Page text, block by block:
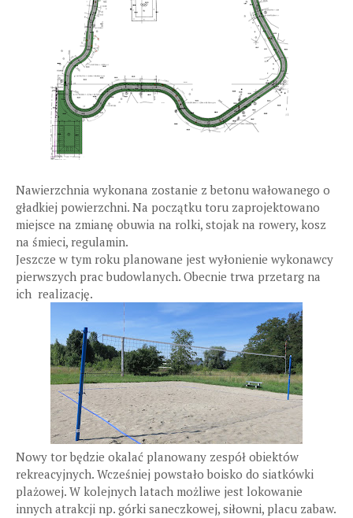
Nawierzchnia wykonana zostanie z betonu wałowanego o
gładkiej powierzchni. Na początku toru zaprojektowano
miejsce na zmianę obuwia na rolki, stojak na rowery, kosz
na śmieci, regulamin.
Jeszcze w tym roku planowane jest wyłonienie wykonawcy
pierwszych prac budowlanych. Obecnie trwa przetarg na
ich realizację.
Nowy tor będzie okalać planowany zespół obiektów
rekreacyjnych. Wcześniej powstało boisko do siatkówki
plażowej. W kolejnych latach możliwe jest lokowanie
innych atrakcji np. górki saneczkowej, siłowni, placu zabaw.